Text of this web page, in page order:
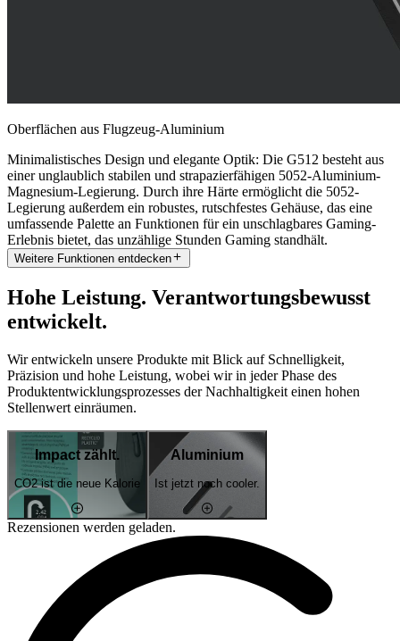
Oberflächen aus Flugzeug-Aluminium
Minimalistisches Design und elegante Optik: Die G512 besteht aus
einer unglaublich stabilen und strapazierfähigen 5052-Aluminium-
Magnesium-Legierung. Durch ihre Härte ermöglicht die 5052-
Legierung außerdem ein robustes, rutschfestes Gehäuse, das eine
umfassende Palette an Funktionen für ein unschlagbares Gaming-
Erlebnis bietet, das unzählige Stunden Gaming standhält.
Weitere Funktionen entdecken
Hohe Leistung. Verantwortungsbewusst
entwickelt.
Wir entwickeln unsere Produkte mit Blick auf Schnelligkeit,
Präzision und hohe Leistung, wobei wir in jeder Phase des
Produktentwicklungsprozesses der Nachhaltigkeit einen hohen
Stellenwert einräumen.
Impact zählt.
CO2 ist die neue Kalorie
Aluminium
Ist jetzt noch cooler.
Rezensionen werden geladen.